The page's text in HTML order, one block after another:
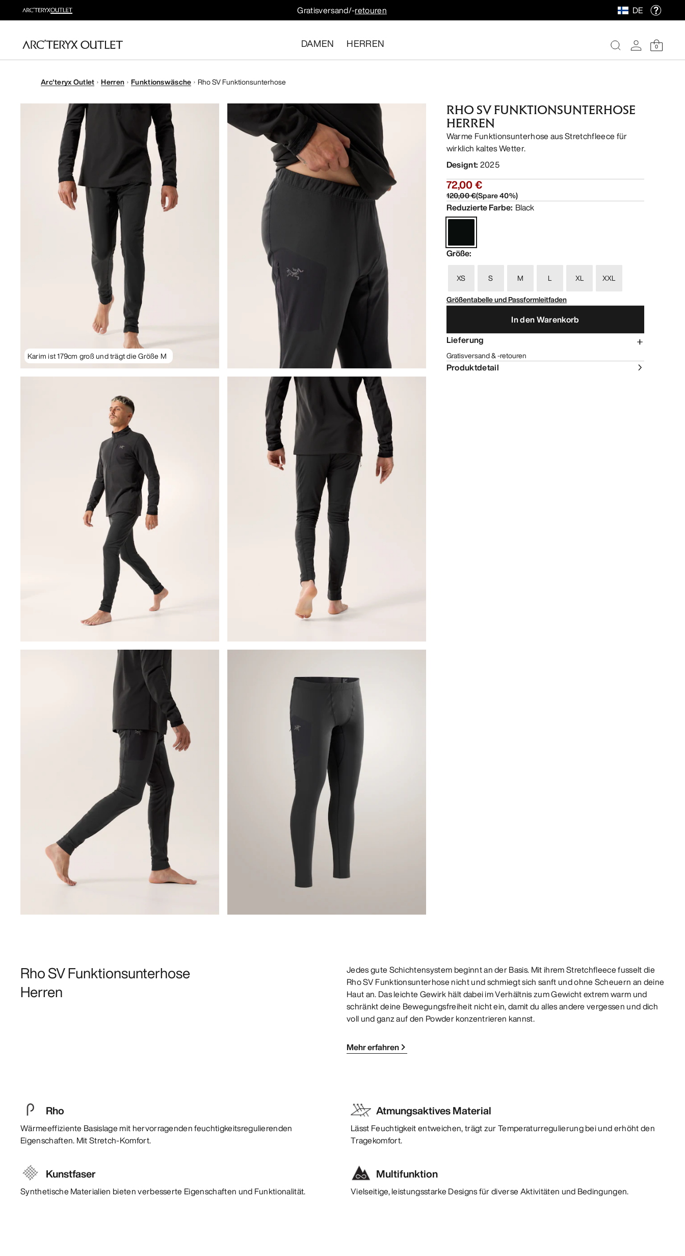
Gratisversand/-retouren DE
DAMEN HERREN 0
Arc'teryx Outlet Herren Funktionswäsche Rho SV Funktionsunterhose
Karim ist 179cm groß und trägt die Größe M
RHO SV FUNKTIONSUNTERHOSE
HERREN
Warme Funktionsunterhose aus Stretchfleece für
wirklich kaltes Wetter.
Designt: 2025
72,00 €
120,00 €(Spare40%)
Reduzierte Farbe: Black
Größe:
XS S M L XL
XXL
Größentabelle und Passformleitfaden
In den Warenkorb
Lieferung
Gratisversand & -retouren
Produktdetail
Rho SV Funktionsunterhose
Herren
Jedes gute Schichtensystem beginnt an der Basis. Mit ihrem Stretchfleece fusselt die
Rho SV Funktionsunterhose nicht und schmiegt sich sanft und ohne Scheuern an deine
Haut an. Das leichte Gewirk hält dabei im Verhältnis zum Gewicht extrem warm und
schränkt deine Bewegungsfreiheit nicht ein, damit du alles andere vergessen und dich
voll und ganz auf den Powder konzentrieren kannst.
Mehr erfahren
Rho
Wärmeeffiziente Basislage mit hervorragenden feuchtigkeitsregulierenden
Eigenschaften. Mit Stretch-Komfort.
Atmungsaktives Material
Lässt Feuchtigkeit entweichen, trägt zur Temperaturregulierung bei und erhöht den
Tragekomfort.
Kunstfaser
Synthetische Materialien bieten verbesserte Eigenschaften und Funktionalität.
Multifunktion
Vielseitige, leistungsstarke Designs für diverse Aktivitäten und Bedingungen.